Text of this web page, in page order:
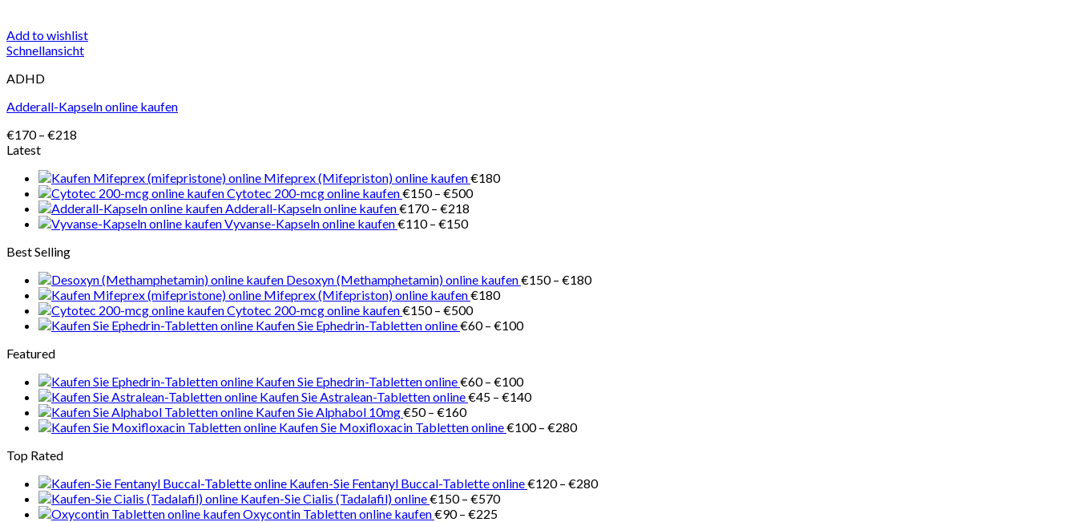
Add to wishlist
Schnellansicht
ADHD
Adderall-Kapseln online kaufen
€170 – €218
€218
Latest
Mifeprex (Mifepriston) online kaufen€180
Cytotec 200-mcg online kaufen€150 – €500Preisspanne:
Adderall-Kapseln online kaufen€170 – €218
Vyvanse-Kapseln online kaufen€110 – €150Preisspanne:
Best Selling
Desoxyn (Methamphetamin) online kaufen€150 – €180Preisspanne:
Mifeprex (Mifepriston) online kaufen€180
Cytotec 200-mcg online kaufen€150 – €500Preisspanne:
€150
Kaufen Sie Ephedrin-Tabletten online€60 – €100Preisspanne:
Featured
Kaufen Sie Ephedrin-Tabletten online€60 – €100Preisspanne:
€60
€100
Kaufen Sie Astralean-Tabletten online€45 – €140Preisspanne:
bis
Kaufen Sie Alphabol 10mg€50 – €160Preisspanne:
€50
Kaufen Sie Moxifloxacin Tabletten online€100 – €280Preisspanne:
Top Rated
Kaufen-Sie Fentanyl Buccal-Tablette online€120 – €280Preisspanne:
Kaufen-Sie Cialis (Tadalafil) online€150 – €570Preisspanne:
Oxycontin Tabletten online kaufen€90 – €225Preisspanne: